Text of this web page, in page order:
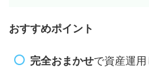
おすすめポイント
完全おまかせで資産運